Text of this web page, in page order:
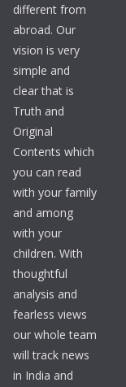
different from
abroad. Our
vision is very
simple and
clear that is
Truth and
Original
Contents which
you can read
with your family
and among
with your
children. With
thoughtful
analysis and
fearless views
our whole team
will track news
in India and